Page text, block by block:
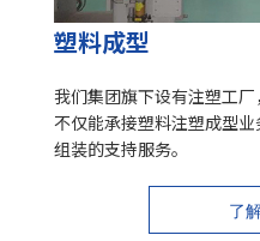
塑料成型
我们集团旗下设有注塑工厂
不仅能承接塑料注塑成型
组装的支持服务。
了